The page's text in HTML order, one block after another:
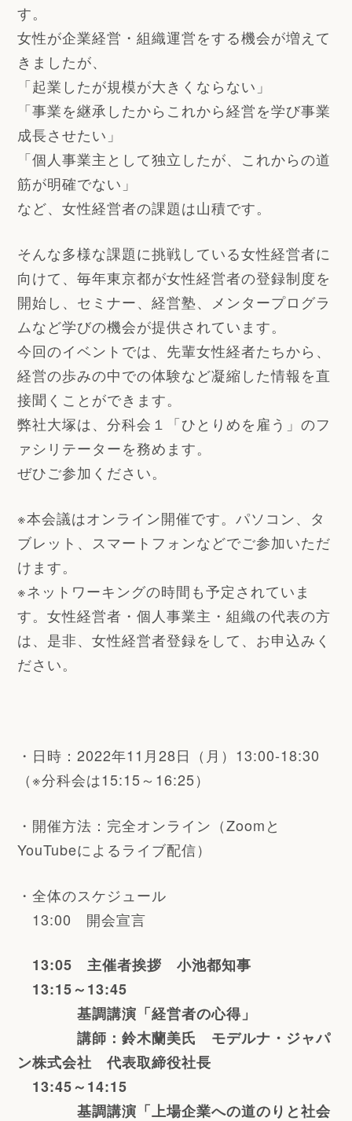
す。
女性が企業経営・組織運営をする機会が増えて
きましたが、
「起業したが規模が大きくならない」
「事業を継承したからこれから経営を学び事業
成長させたい」
「個人事業主として独立したが、これからの道
筋が明確でない」
など、女性経営者の課題は山積です。
そんな多様な課題に挑戦している女性経営者に
向けて、毎年東京都が女性経営者の登録制度を
開始し、セミナー、経営塾、メンタープログラ
ムなど学びの機会が提供されています。
今回のイベントでは、先輩女性経者たちから、
経営の歩みの中での体験など凝縮した情報を直
接聞くことができます。
弊社大塚は、分科会１「ひとりめを雇う」のフ
ァシリテーターを務めます。
ぜひご参加ください。
※本会議はオンライン開催です。パソコン、タ
ブレット、スマートフォンなどでご参加いただ
けます。
※ネットワーキングの時間も予定されていま
す。女性経営者・個人事業主・組織の代表の方
は、是非、女性経営者登録をして、お申込みく
ださい。
・日時：2022年11月28日（月） 13:00-18:30
（※分科会は15:15～16:25）
・開催方法：完全オンライン（Zoomと
YouTubeによるライブ配信）
・全体のスケジュール
13:00 開会宣言
13:05 主催者挨拶 小池都知事
13:15～13:45
基調講演 「経営者の心得」
講師：鈴木蘭美氏 モデルナ・ジャパ
ン株式会社 代表取締役社長
13:45～14:15
基調講演 「上場企業への道のりと社会